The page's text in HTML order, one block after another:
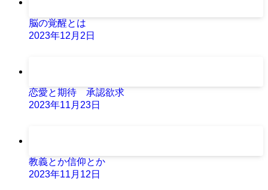
脳の覚醒とは
2023年12月2日
恋愛と期待 承認欲求
2023年11月23日
教義とか信仰とか
2023年11月12日